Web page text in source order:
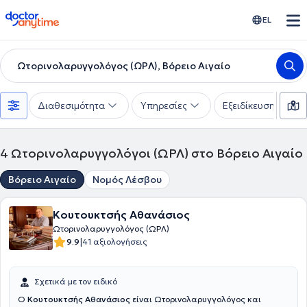
doctoranytime EL
Ωτορινολαρυγγολόγος (ΩΡΛ), Βόρειο Αιγαίο
Διαθεσιμότητα Υπηρεσίες Εξειδίκευση
4 Ωτορινολαρυγγολόγοι (ΩΡΛ) στο Βόρειο Αιγαίο
Βόρειο Αιγαίο Νομός Λέσβου
Κουτουκτσής Αθανάσιος
Ωτορινολαρυγγολόγος (ΩΡΛ)
9.9|41 αξιολογήσεις
Σχετικά με τον ειδικό
Ο Κουτουκτσής Αθανάσιος είναι Ωτορινολαρυγγολόγος και